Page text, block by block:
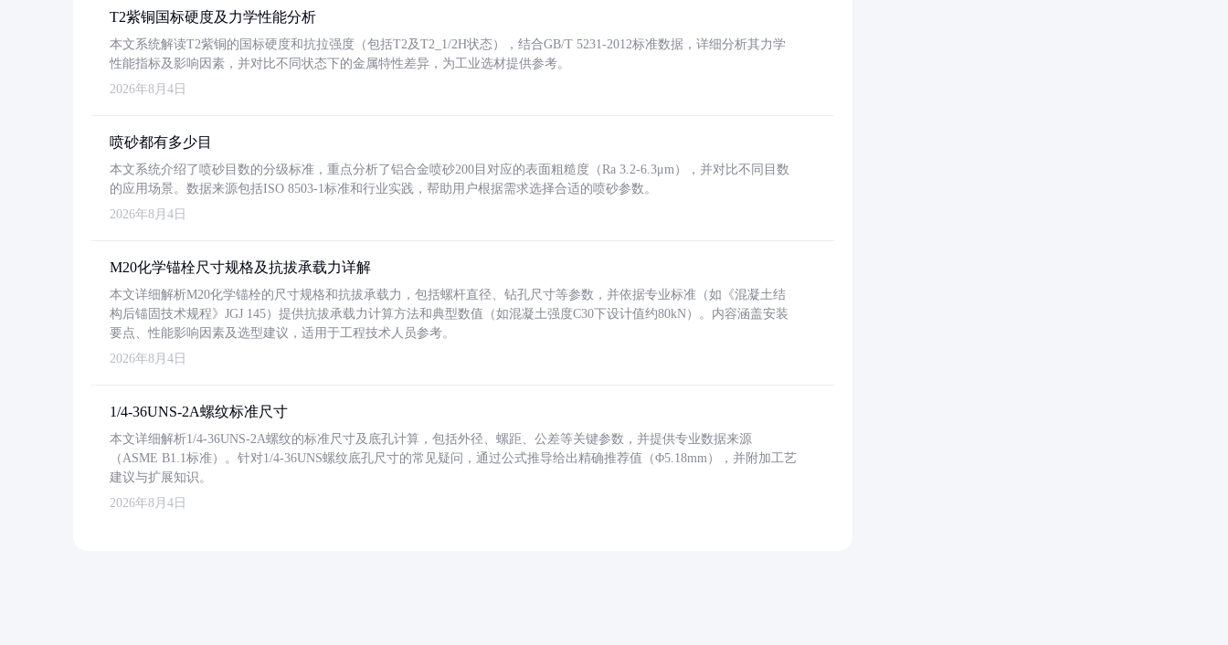
T2紫铜国标硬度及力学性能分析
本文系统解读T2紫铜的国标硬度和抗拉强度（包括T2及T2_1/2H状态），结合GB/T 5231-2012标准数据，详细分析其力学
性能指标及影响因素，并对比不同状态下的金属特性差异，为工业选材提供参考。
2026年8月4日
喷砂都有多少目
本文系统介绍了喷砂目数的分级标准，重点分析了铝合金喷砂200目对应的表面粗糙度（Ra 3.2-6.3μm），并对比不同目数
的应用场景。数据来源包括ISO 8503-1标准和行业实践，帮助用户根据需求选择合适的喷砂参数。
2026年8月4日
M20化学锚栓尺寸规格及抗拔承载力详解
本文详细解析M20化学锚栓的尺寸规格和抗拔承载力，包括螺杆直径、钻孔尺寸等参数，并依据专业标准（如《混凝土结
构后锚固技术规程》JGJ 145）提供抗拔承载力计算方法和典型数值（如混凝土强度C30下设计值约80kN）。内容涵盖安装
要点、性能影响因素及选型建议，适用于工程技术人员参考。
2026年8月4日
1/4-36UNS-2A螺纹标准尺寸
本文详细解析1/4-36UNS-2A螺纹的标准尺寸及底孔计算，包括外径、螺距、公差等关键参数，并提供专业数据来源
（ASME B1.1标准）。针对1/4-36UNS螺纹底孔尺寸的常见疑问，通过公式推导给出精确推荐值（Φ5.18mm），并附加工艺
建议与扩展知识。
2026年8月4日